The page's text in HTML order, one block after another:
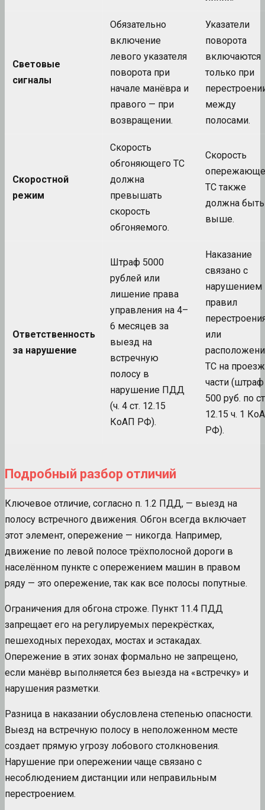
Световые
сигналы
Обязательно
включение
левого указателя
поворота при
начале манёвра и
правого — при
возвращении.
Указатели
поворота
включаются
только при
между
полосами.
Скоростной
режим
Скорость
обгоняющего ТС
должна
превышать
скорость
обгоняемого.
Скорость
ТС также
должна быть
выше.
Ответственность
за нарушение
Штраф 5000
рублей или
лишение права
управления на 4–
6 месяцев за
выезд на
встречную
полосу в
нарушение ПДД
(ч. 4 ст. 12.15
КоАП РФ).
Наказание
связано с
нарушением
правил
или
ТС на
части (штраф
500 руб. по
12.15 ч. 1
РФ).
Подробный разбор отличий
Ключевое отличие, согласно п. 1.2 ПДД, — выезд на
полосу встречного движения. Обгон всегда включает
этот элемент, опережение — никогда. Например,
движение по левой полосе трёхполосной дороги в
населённом пункте с опережением машин в правом
ряду — это опережение, так как все полосы попутные.
Ограничения для обгона строже. Пункт 11.4 ПДД
запрещает его на регулируемых перекрёстках,
пешеходных переходах, мостах и эстакадах.
Опережение в этих зонах формально не запрещено,
если манёвр выполняется без выезда на «встречку» и
нарушения разметки.
Разница в наказании обусловлена степенью опасности.
Выезд на встречную полосу в неположенном месте
создает прямую угрозу лобового столкновения.
Нарушение при опережении чаще связано с
несоблюдением дистанции или неправильным
перестроением.